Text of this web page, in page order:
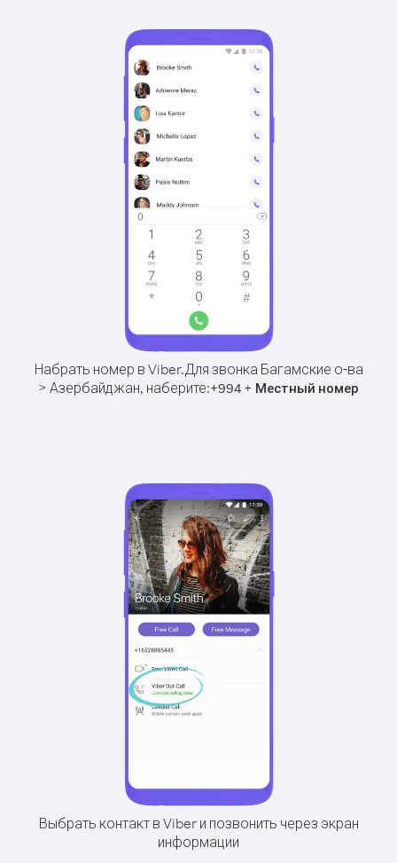
Набрать номер в Viber.Для звонка Багамские о-ва
> Азербайджан, наберите:+994 + Местный номер
Выбрать контакт в Viber и позвонить через экран
информации